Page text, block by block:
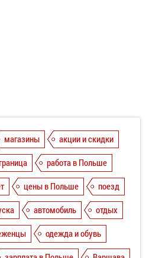
магазины
акции и скидки
работа в Польше
цены в Польше
поезд
автомобиль
отдых
одежда и обувь